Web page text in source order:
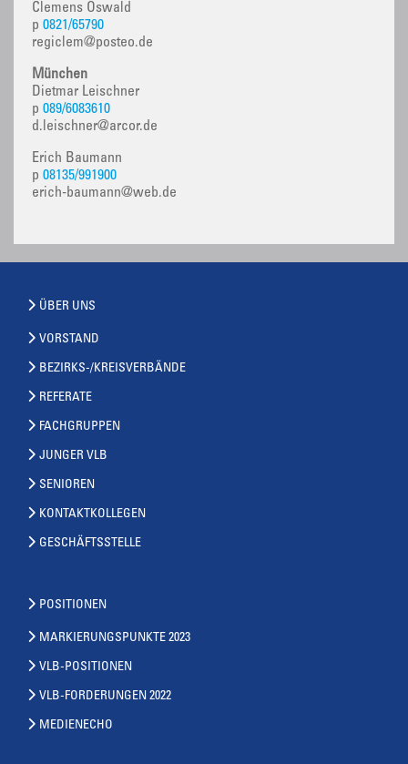
Clemens Oswald
p 0821/65790
regiclem@posteo.de
München
Dietmar Leischner
p 089/6083610
d.leischner@arcor.de
Erich Baumann
p 08135/991900
erich-baumann@web.de
ÜBER UNS
VORSTAND
BEZIRKS-/KREISVERBÄNDE
REFERATE
FACHGRUPPEN
JUNGER VLB
SENIOREN
KONTAKTKOLLEGEN
GESCHÄFTSSTELLE
POSITIONEN
MARKIERUNGSPUNKTE 2023
VLB-POSITIONEN
VLB-FORDERUNGEN 2022
MEDIENECHO